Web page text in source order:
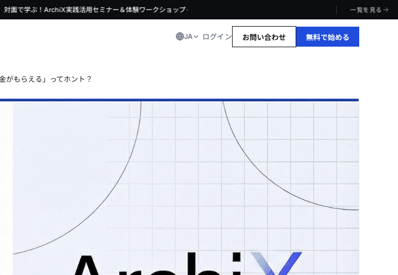
ぶ！ArchiX実践活用セミナー＆体験ワークショップ· 一覧を見る
JA ログイン お問い合わせ 無料で始める
がもらえる」ってホント？